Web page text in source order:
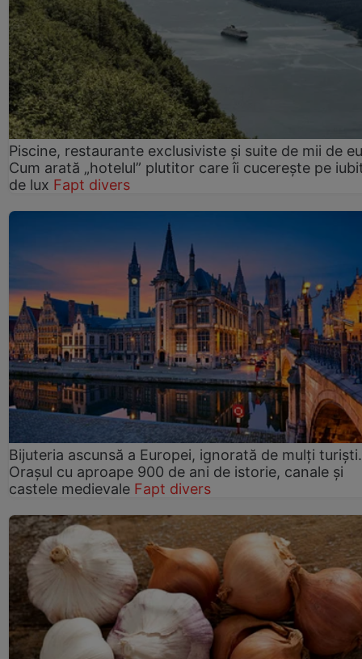
Piscine, restaurante exclusiviste și suite de mii de
Cum arată „hotelul” plutitor care îi cucerește pe
de lux Fapt divers
Bijuteria ascunsă a Europei, ignorată de mulți turiști.
Orașul cu aproape 900 de ani de istorie, canale și
castele medievale Fapt divers